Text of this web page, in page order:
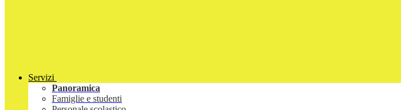
Servizi
Panoramica
Famiglie e studenti